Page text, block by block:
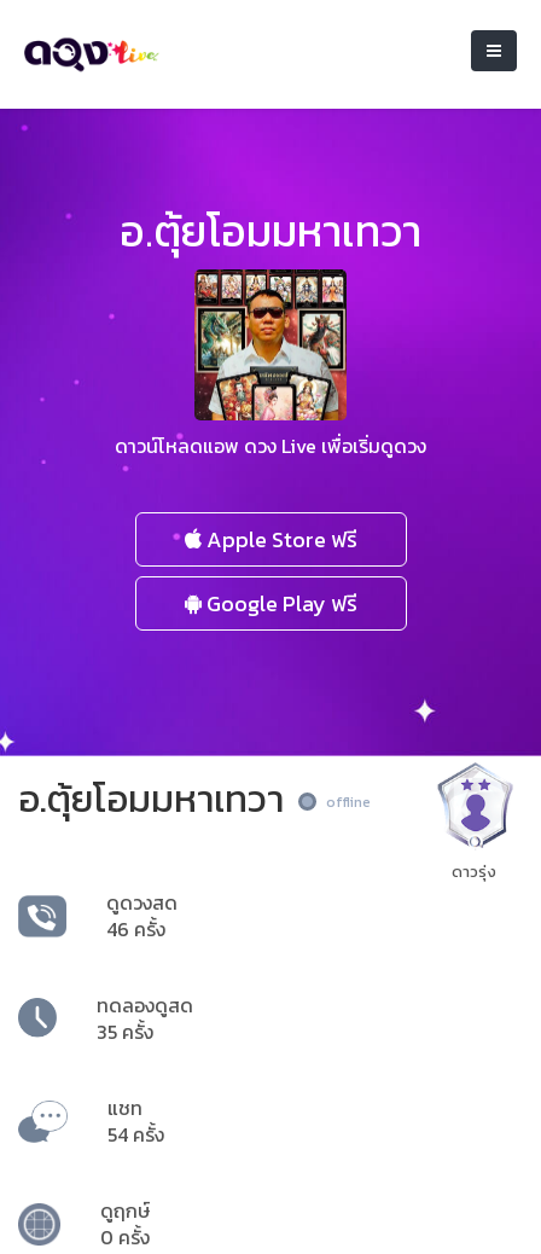
อ.ตุ้ยโอมมหาเทวา
ดาวน์โหลดแอพ ดวง Live เพื่อเริ่มดูดวง
Apple Store ฟรี
Google Play ฟรี
อ.ตุ้ยโอมมหาเทวา offline
ดูดวงสด
46 ครั้ง
ทดลองดูสด
35 ครั้ง
แชท
54 ครั้ง
ดูฤกษ์
0 ครั้ง
ดาวรุ่ง